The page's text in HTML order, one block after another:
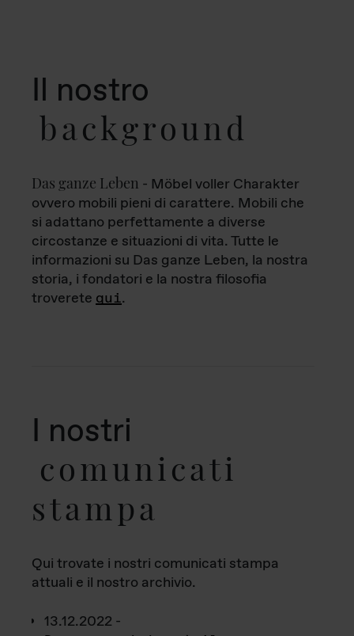
Il nostro
background
Das ganze Leben - Möbel voller Charakter
ovvero mobili pieni di carattere. Mobili che
si adattano perfettamente a diverse
circostanze e situazioni di vita. Tutte le
informazioni su Das ganze Leben, la nostra
storia, i fondatori e la nostra filosofia
troverete qui.
I nostri
comunicati
stampa
Qui trovate i nostri comunicati stampa
attuali e il nostro archivio.
13.12.2022 -